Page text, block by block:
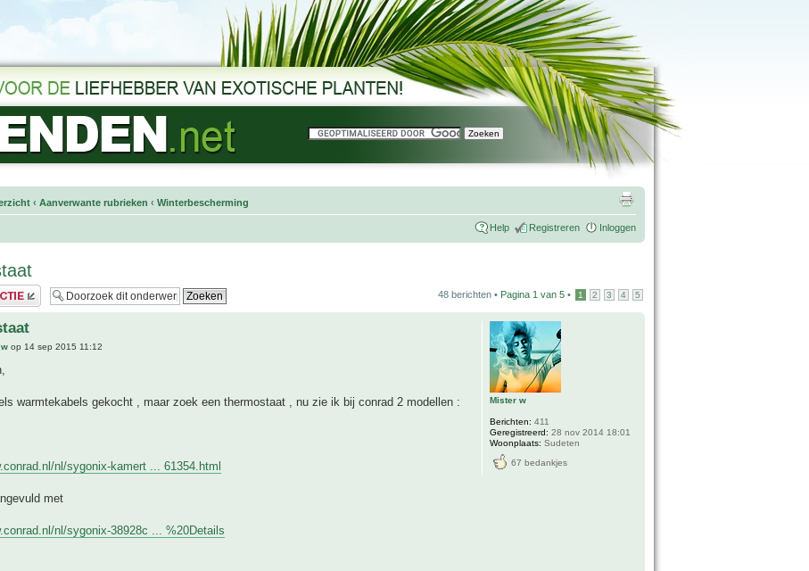
‹ Aanverwante rubrieken ‹ Winterbescherming
Help Registreren Inloggen
48 berichten • Pagina 1 van 5 • 1 2 3 4 5
op 14 sep 2015 11:12
warmtekabels gekocht , maar zoek een thermostaat , nu zie ik bij conrad 2 modellen :
nl/sygonix-kamert ... 61354.html
met
nl/sygonix-38928c ... %20Details
Mister w
Berichten: 411
Geregistreerd: 28 nov 2014 18:01
Woonplaats: Sudeten
67 bedankjes